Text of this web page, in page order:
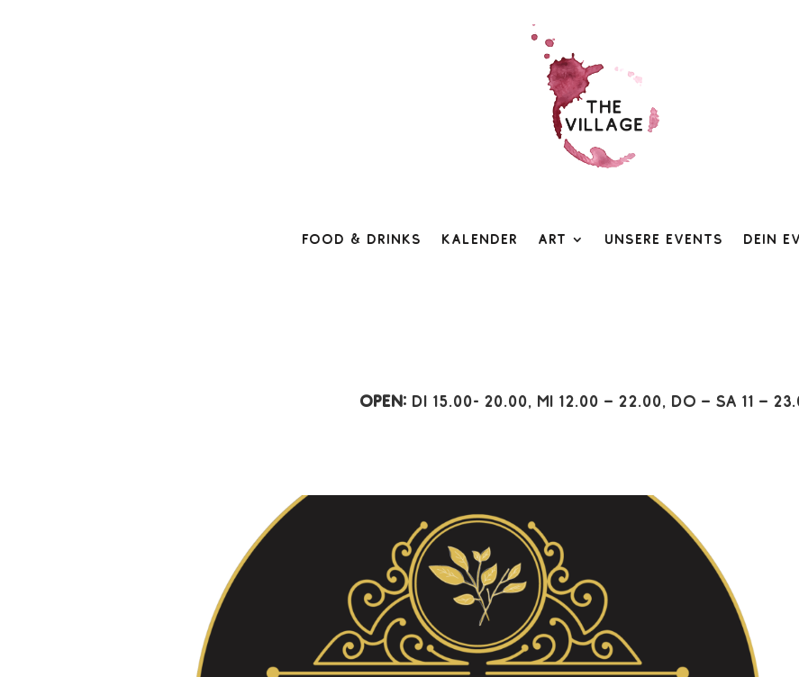
Food & Drinks Kalender Art Unsere Events Dein
Open: Di 15.00- 20.00, Mi 12.00 – 22.00, Do – Sa 11 –